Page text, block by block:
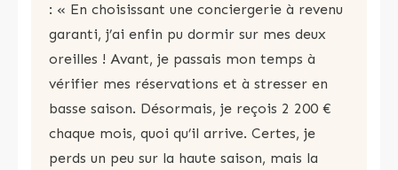
: « En choisissant une conciergerie à revenu
garanti, j’ai enfin pu dormir sur mes deux
oreilles ! Avant, je passais mon temps à
vérifier mes réservations et à stresser en
basse saison. Désormais, je reçois 2 200 €
chaque mois, quoi qu’il arrive. Certes, je
perds un peu sur la haute saison, mais la